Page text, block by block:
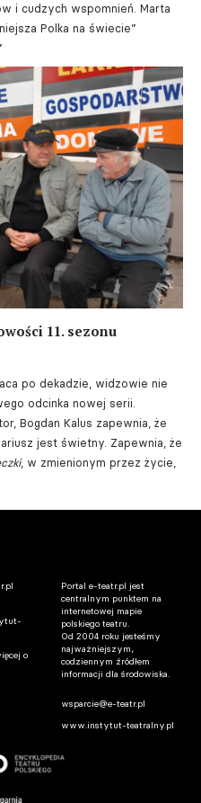
i cudzych wspomnień. Marta
Polka na świecie”
11. sezonu
po dekadzie, widzowie nie
odcinka nowej serii.
Bogdan Kalus zapewnia, że
jest świetny. Zapewnia, że
, w zmienionym przez życie,
o
Portal e-teatr.pl jest
centralnym punktem na
internetowej mapie
polskiego teatru.
Od 2004 roku jesteśmy
najważniejszym,
codziennym źródłem
informacji dla środowiska.
wsparcie@e-teatr.pl
www.instytut-teatralny.pl